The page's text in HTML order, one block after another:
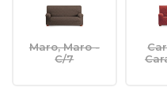
Maro, Maro -
C/7